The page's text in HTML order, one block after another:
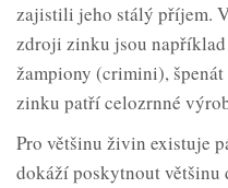
zajistili jeho stálý příjem.
zdroji zinku jsou
žampiony (crimini),
zinku patří celozrnné
Pro většinu živin existuje
dokáží poskytnout